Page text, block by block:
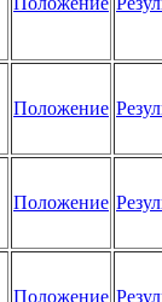
Положение
Положение
Положение